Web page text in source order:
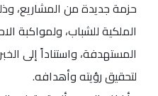
حزمة جديدة من المشاريع،
الملكية للشباب، ولمواكبة
المستهدفة، واستناداً إلى
لتحقيق رؤيته وأهدافه.